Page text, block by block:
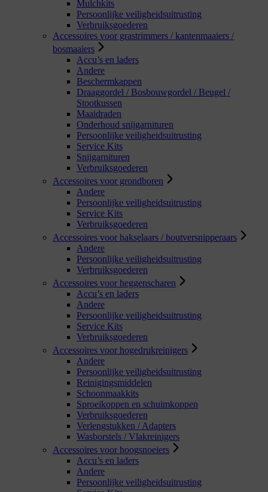
Mulchkits
Persoonlijke veiligheidsuitrusting
Verbruiksgoederen
Accessoires voor grastrimmers / kantenmaaiers /
bosmaaiers
Accu’s en laders
Andere
Beschermkappen
Draaggordel / Bosbouwgordel / Beugel /
Stootkussen
Maaidraden
Onderhoud snijgarnituren
Persoonlijke veiligheidsuitrusting
Service Kits
Snijgarnituren
Verbruiksgoederen
Accessoires voor grondboren
Andere
Persoonlijke veiligheidsuitrusting
Service Kits
Verbruiksgoederen
Accessoires voor hakselaars / houtversnipperaars
Andere
Persoonlijke veiligheidsuitrusting
Verbruiksgoederen
Accessoires voor heggenscharen
Accu’s en laders
Andere
Persoonlijke veiligheidsuitrusting
Service Kits
Verbruiksgoederen
Accessoires voor hogedrukreinigers
Andere
Persoonlijke veiligheidsuitrusting
Reinigingsmiddelen
Schoonmaakkits
Sproeikoppen en schuimkoppen
Verbruiksgoederen
Verlengstukken / Adapters
Wasborstels / Vlakreinigers
Accessoires voor hoogsnoeiers
Accu’s en laders
Andere
Persoonlijke veiligheidsuitrusting